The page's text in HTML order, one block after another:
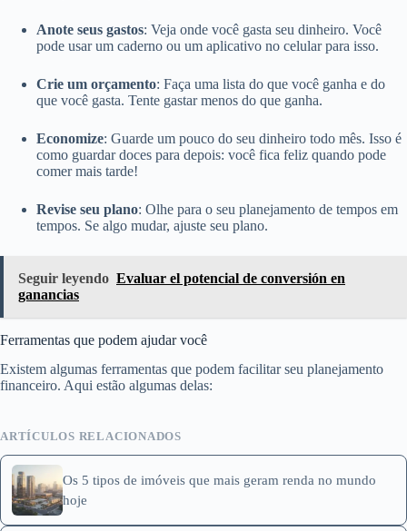
Anote seus gastos: Veja onde você gasta seu dinheiro. Você
pode usar um caderno ou um aplicativo no celular para isso.
Crie um orçamento: Faça uma lista do que você ganha e do
que você gasta. Tente gastar menos do que ganha.
Economize: Guarde um pouco do seu dinheiro todo mês. Isso é
como guardar doces para depois: você fica feliz quando pode
comer mais tarde!
Revise seu plano: Olhe para o seu planejamento de tempos em
tempos. Se algo mudar, ajuste seu plano.
Seguir leyendo Evaluar el potencial de conversión en
ganancias
Ferramentas que podem ajudar você
Existem algumas ferramentas que podem facilitar seu planejamento
financeiro. Aqui estão algumas delas:
ARTÍCULOS RELACIONADOS
Os 5 tipos de imóveis que mais geram renda no mundo
hoje